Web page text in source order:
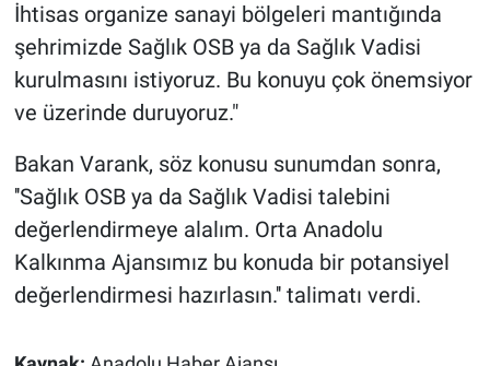
İhtisas organize sanayi bölgeleri mantığında
şehrimizde Sağlık OSB ya da Sağlık Vadisi
kurulmasını istiyoruz. Bu konuyu çok önemsiyor
ve üzerinde duruyoruz."
Bakan Varank, söz konusu sunumdan sonra,
''Sağlık OSB ya da Sağlık Vadisi talebini
değerlendirmeye alalım. Orta Anadolu
Kalkınma Ajansımız bu konuda bir potansiyel
değerlendirmesi hazırlasın.'' talimatı verdi.